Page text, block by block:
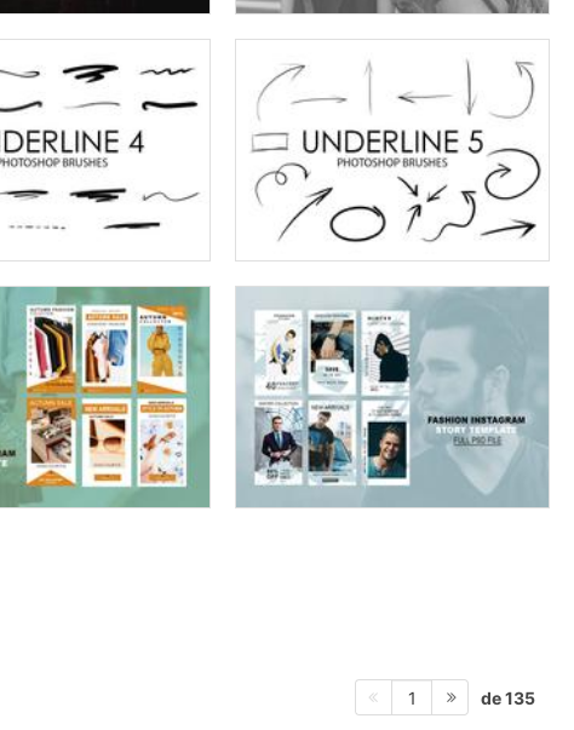
1 de 135